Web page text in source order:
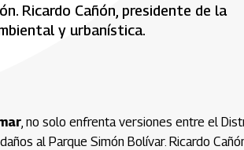
Ricardo Cañón, presidente de la
y urbanística.
, no solo enfrenta versiones entre el
al Parque Simón Bolívar. Ricardo